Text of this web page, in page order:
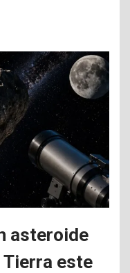
asteroide
Tierra este